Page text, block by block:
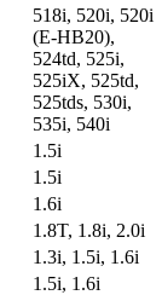
518i, 520i, 520i
(E-HB20),
524td, 525i,
525iX, 525td,
525tds, 530i,
535i, 540i
1.5i
1.5i
1.6i
1.8T, 1.8i, 2.0i
1.3i, 1.5i, 1.6i
1.5i, 1.6i